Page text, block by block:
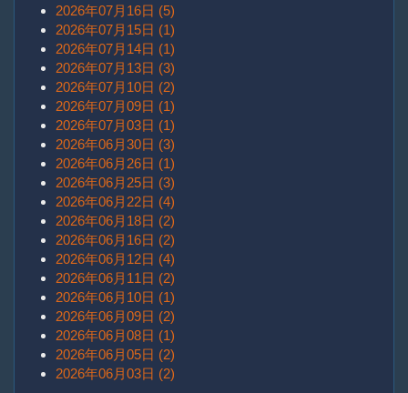
2026年07月16日 (5)
2026年07月15日 (1)
2026年07月14日 (1)
2026年07月13日 (3)
2026年07月10日 (2)
2026年07月09日 (1)
2026年07月03日 (1)
2026年06月30日 (3)
2026年06月26日 (1)
2026年06月25日 (3)
2026年06月22日 (4)
2026年06月18日 (2)
2026年06月16日 (2)
2026年06月12日 (4)
2026年06月11日 (2)
2026年06月10日 (1)
2026年06月09日 (2)
2026年06月08日 (1)
2026年06月05日 (2)
2026年06月03日 (2)